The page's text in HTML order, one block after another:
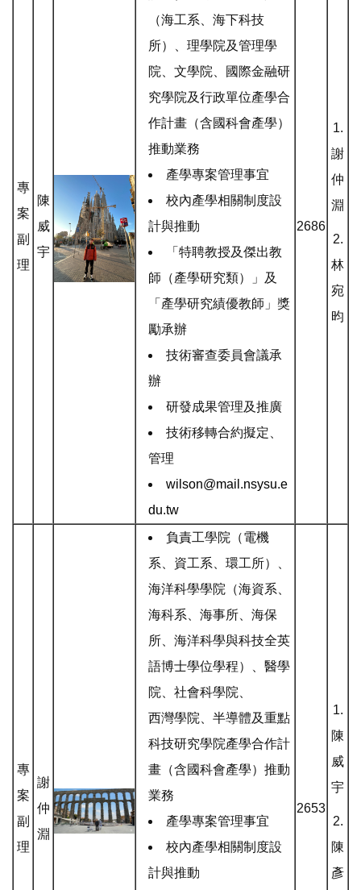
專
案
副
理
陳
威
宇
（海工系、海下科技
所）、理學院及管理學
院、文學院、國際金融研
究學院及行政單位產學合
作計畫（含國科會產學）
推動業務
產學專案管理事宜
校內產學相關制度設
計與推動
「特聘教授及傑出教
師（產學研究類）」及
「產學研究績優教師」獎
勵承辦
技術審查委員會議承
辦
研發成果管理及推廣
技術移轉合約擬定、
管理
wilson@mail.nsysu.e
du.tw
2686
1.
謝
仲
淵
2.
林
宛
昀
專
案
副
理
謝
仲
淵
負責工學院（電機
系、資工系、環工所）、
海洋科學學院（海資系、
海科系、海事所、海保
所、海洋科學與科技全英
語博士學位學程）、醫學
院、社會科學院、
西灣學院、半導體及重點
科技研究學院產學合作計
畫（含國科會產學）推動
業務
產學專案管理事宜
校內產學相關制度設
計與推動
2653
1.
陳
威
宇
2.
陳
彥